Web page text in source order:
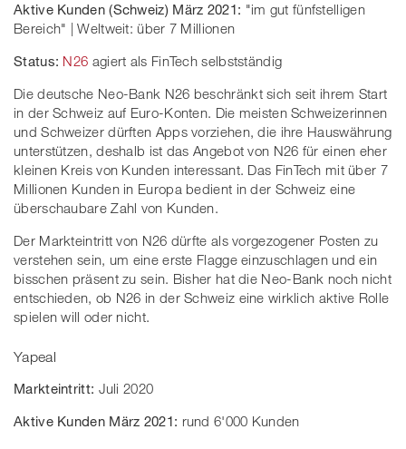
Aktive Kunden (Schweiz) März 2021: "im gut fünfstelligen
Bereich" | Weltweit: über 7 Millionen
Status: N26 agiert als FinTech selbstständig
Die deutsche Neo-Bank N26 beschränkt sich seit ihrem Start
in der Schweiz auf Euro-Konten. Die meisten Schweizerinnen
und Schweizer dürften Apps vorziehen, die ihre Hauswährung
unterstützen, deshalb ist das Angebot von N26 für einen eher
kleinen Kreis von Kunden interessant. Das FinTech mit über 7
Millionen Kunden in Europa bedient in der Schweiz eine
überschaubare Zahl von Kunden.
Der Markteintritt von N26 dürfte als vorgezogener Posten zu
verstehen sein, um eine erste Flagge einzuschlagen und ein
bisschen präsent zu sein. Bisher hat die Neo-Bank noch nicht
entschieden, ob N26 in der Schweiz eine wirklich aktive Rolle
spielen will oder nicht.
Yapeal
Markteintritt: Juli 2020
Aktive Kunden März 2021: rund 6'000 Kunden